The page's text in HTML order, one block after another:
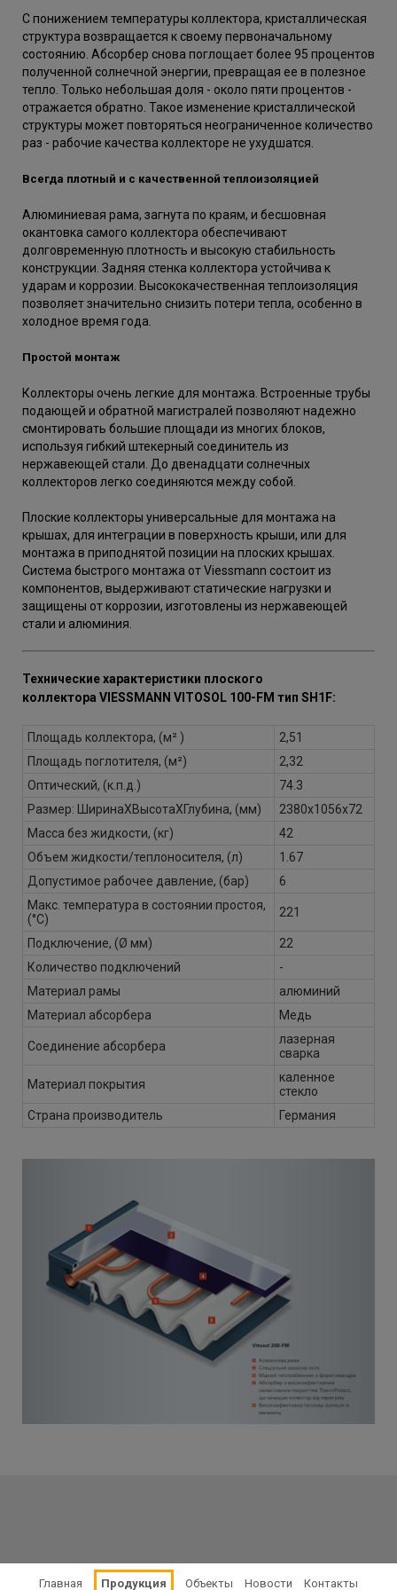
С понижением температуры коллектора, кристаллическая
структура возвращается к своему первоначальному
состоянию. Абсорбер снова поглощает более 95 процентов
полученной солнечной энергии, превращая ее в полезное
тепло. Только небольшая доля - около пяти процентов -
отражается обратно. Такое изменение кристаллической
структуры может повторяться неограниченное количество
раз - рабочие качества коллекторе не ухудшатся.
Всегда плотный и с качественной теплоизоляцией
Алюминиевая рама, загнута по краям, и бесшовная
окантовка самого коллектора обеспечивают
долговременную плотность и высокую стабильность
конструкции. Задняя стенка коллектора устойчива к
ударам и коррозии. Высококачественная теплоизоляция
позволяет значительно снизить потери тепла, особенно в
холодное время года.
Простой монтаж
Коллекторы очень легкие для монтажа. Встроенные трубы
подающей и обратной магистралей позволяют надежно
смонтировать большие площади из многих блоков,
используя гибкий штекерный соединитель из
нержавеющей стали. До двенадцати солнечных
коллекторов легко соединяются между собой.
Плоские коллекторы универсальные для монтажа на
крышах, для интеграции в поверхность крыши, или для
монтажа в приподнятой позиции на плоских крышах.
Система быстрого монтажа от Viessmann состоит из
компонентов, выдерживают статические нагрузки и
защищены от коррозии, изготовлены из нержавеющей
стали и алюминия.
Технические характеристики плоского
коллектора VIESSMANN VITOSOL 100-FM тип SH1F:
Площадь коллектора, (м² )
2,51
Площадь поглотителя, (м²)
2,32
Оптический, (к.п.д.)
74.3
Размер: ШиринаXВысотаXГлубина, (мм)
2380х1056х72
Масса без жидкости, (кг)
42
Объем жидкости/теплоносителя, (л)
1.67
Допустимое рабочее давление, (бар)
6
Макс. температура в состоянии простоя,
(°C)
221
Подключение, (Ø мм)
22
Количество подключений
-
Материал рамы
алюминий
Материал абсорбера
Медь
Соединение абсорбера
лазерная
сварка
Материал покрытия
каленное
стекло
Страна производитель
Германия
Главная Продукция Объекты Новости Контакты